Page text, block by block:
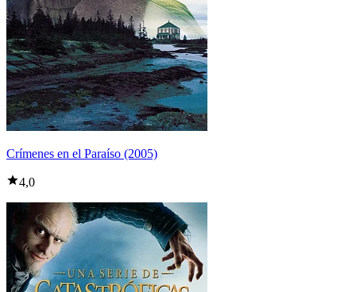
Crímenes en el Paraíso (2005)
4,0